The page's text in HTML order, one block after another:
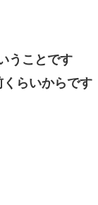
うことです
らいからです